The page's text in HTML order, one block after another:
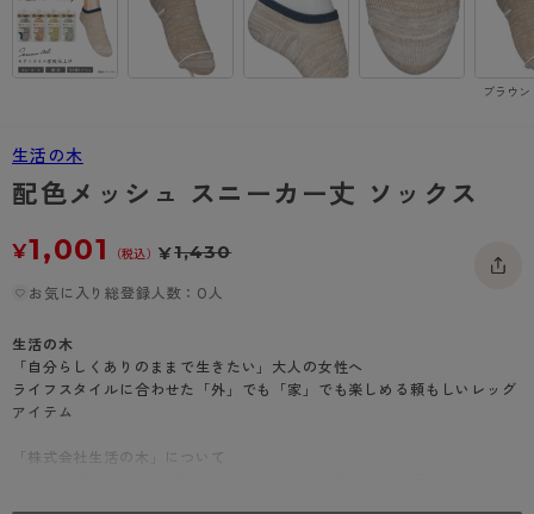
- パンティ部レスストッキング
タイツ
- 柄タイツ
- ひざ下丈タイツ
- 着圧タイツ
ソックス・靴下
レギンス・スパッツ
ショーツ
- レギュラーショーツ
- ガードル・補正ショーツ
肌着・インナー
- 長袖（七分袖以上）
- タンクトップ
- カップ付きインナー
アクティブ・スポーツ
- スポーツブラ
- スポーツボトムス
雑貨・小物
肌着・インナー
スクールソックス
ショーツ
レギュラーショーツ
ボクサー
フェイクタイツ
hotto comfort
BT
スクールタイム
みんなの、みんなの。
CLINICAL
ハイジュニ
タイツの選び方
はじめての方へ
よくある質問（FAQ）
お支払い方法について
配送方法について
返品・交換について
お問い合わせについて
ブラウン
生活の木
配色メッシュ スニーカー丈 ソックス
¥1,001 （税込） ¥1,430
お気に入り総登録人数：0人
生活の木
「自分らしくありのままで生きたい」大人の女性へ
ライフスタイルに合わせた「外」でも「家」でも楽しめる頼もしいレッグ
アイテム
「株式会社生活の木」について